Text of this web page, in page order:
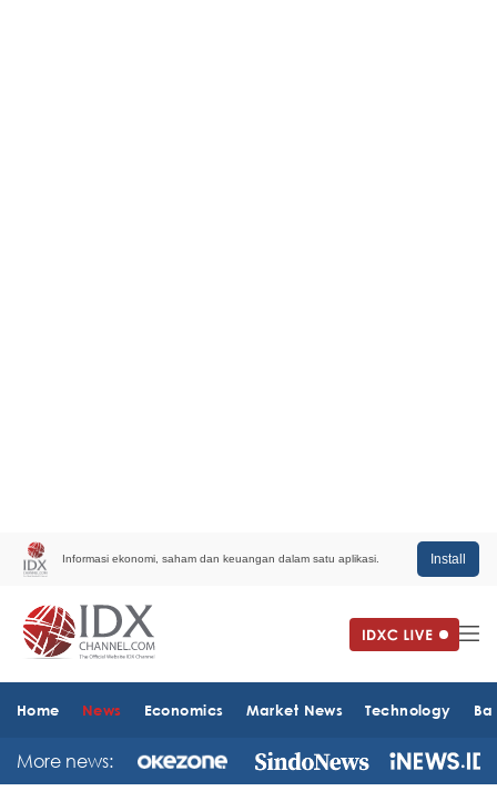
Informasi ekonomi, saham dan keuangan dalam satu aplikasi. Install
Home News Economics Market News Technology
More news: